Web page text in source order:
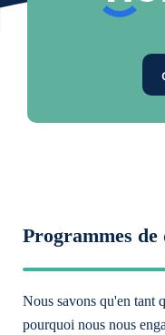
Programmes
Nous savons qu'en tant
pourquoi nous nous